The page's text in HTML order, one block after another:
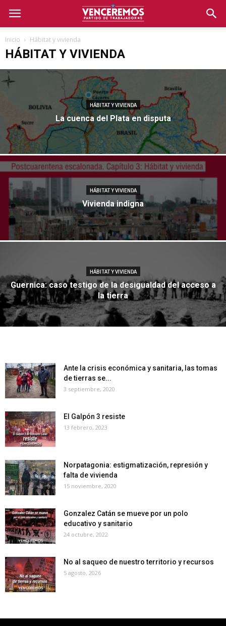
Inicio Hábitat y vivienda
HÁBITAT Y VIVIENDA
HÁBITAT Y VIVIENDA
La cuenca del Plata en disputa
HÁBITAT Y VIVIENDA
Vivienda indigna
HÁBITAT Y VIVIENDA
Guernica: caso testigo de la desigualdad del acceso a
la tierra
Ante la crisis económica y sanitaria, las tomas
de tierras se...
3 septiembre, 2020
El Galpón 3 resiste
13 febrero, 2023
Norpatagonia: estigmatización, represión y
falta de vivienda
15 noviembre, 2020
Gonzalez Catán se mueve por un polo
educativo y sanitario
24 octubre, 2022
No al saqueo de nuestro territorio y recursos
5 agosto, 2026